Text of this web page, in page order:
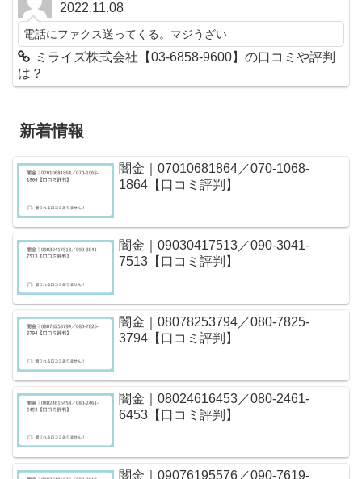
2022.11.08
電話にファクス送ってくる。マジうざい
ミライズ株式会社【03-6858-9600】の口コミや評判
は？
新着情報
闇金｜07010681864／070-1068-
1864【口コミ評判】
闇金｜09030417513／090-3041-
7513【口コミ評判】
闇金｜08078253794／080-7825-
3794【口コミ評判】
闇金｜08024616453／080-2461-
6453【口コミ評判】
闇金｜09076195576／090-7619-